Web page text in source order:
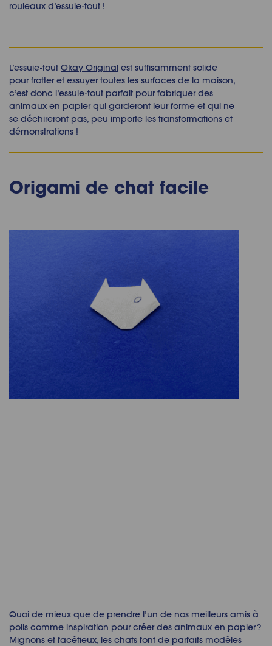
rouleaux d’essuie-tout !
L’essuie-tout Okay Original est suffisamment solide
pour frotter et essuyer toutes les surfaces de la maison,
c’est donc l’essuie-tout parfait pour fabriquer des
animaux en papier qui garderont leur forme et qui ne
se déchireront pas, peu importe les transformations et
démonstrations !
Origami de chat facile
Quoi de mieux que de prendre l’un de nos meilleurs amis à
poils comme inspiration pour créer des animaux en papier?
Mignons et facétieux, les chats font de parfaits modèles